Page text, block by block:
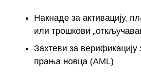
Накнаде за активацију,
или трошкови
Захтеви за
прања новца (AML)